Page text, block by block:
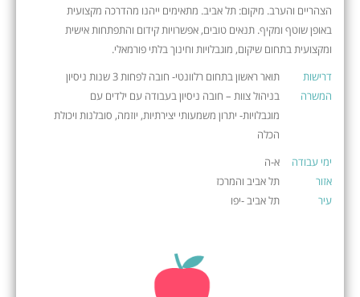
הצהריים והערב. מיקום: תל אביב. מתאימים ייהנו מהדרכה מקצועית
באופן שוטף ומקיף. תנאים טובים, אפשרויות קידום והתפתחות אישית
ומקצועית בתחום שיקום, מוגבלויות וחינוך בלתי פורמאלי.
דרישות
המשרה
תואר ראשון בתחום רלוונטי- חובה לפחות 3 שנות ניסיון
בניהול צוות – חובה ניסיון בעבודה עם ילדים עם
מוגבלויות- יתרון משמעותי יצירתיות, יוזמה, סובלנות ויכולת
הכלה
ימי עבודה
א-ה
אזור
תל אביב והמרכז
עיר
תל אביב -יפו